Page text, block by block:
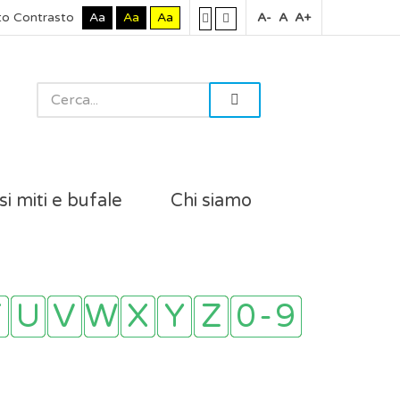
Contrasto Aa Aa Aa A- A A+
miti e bufale Chi siamo